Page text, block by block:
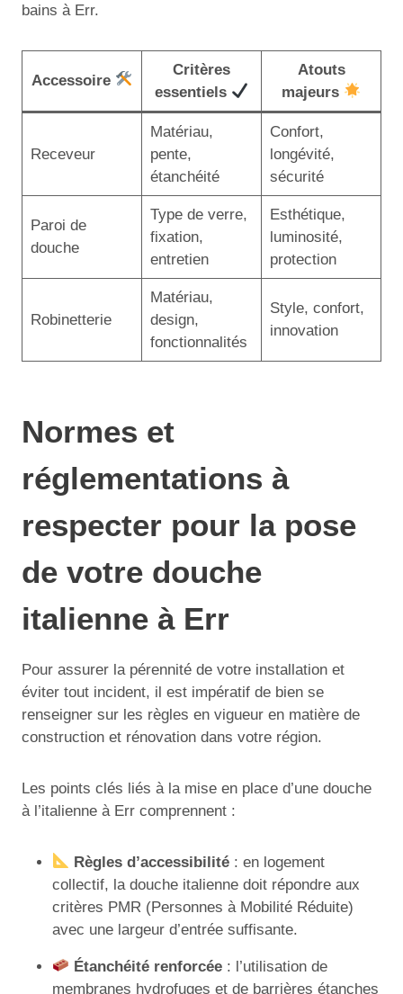
bains à Err.
Accessoire
Critères
essentiels
Atouts
majeurs
Receveur
Matériau,
pente,
étanchéité
Confort,
longévité,
sécurité
Paroi de
douche
Type de verre,
fixation,
entretien
Esthétique,
luminosité,
protection
Robinetterie
Matériau,
design,
fonctionnalités
Style, confort,
innovation
Normes et
réglementations à
respecter pour la pose
de votre douche
italienne à Err
Pour assurer la pérennité de votre installation et
éviter tout incident, il est impératif de bien se
renseigner sur les règles en vigueur en matière de
construction et rénovation dans votre région.
Les points clés liés à la mise en place d’une douche
à l’italienne à Err comprennent :
Règles d’accessibilité : en logement
collectif, la douche italienne doit répondre aux
critères PMR (Personnes à Mobilité Réduite)
avec une largeur d’entrée suffisante.
Étanchéité renforcée : l’utilisation de
membranes hydrofuges et de barrières étanches